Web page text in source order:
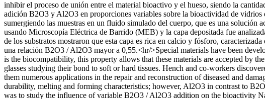
inhibir el proceso de unión entre el material bioactivo y el hueso, siendo la
adición B2O3 y Al2O3 en proporciones variables sobre la bioactividad de
sumergiendo las muestras en un fluido simulado del cuerpo, que es una solución
usando Microscopía Eléctrica de Barrido (MEB) y la capa depositada fue
de los substratos mostraron que esta capa es rica en calcio y fósforo,
una relación B2O3 / Al2O3 mayor a 0,55.<hr/>Special materials have been
is the biocompatibility, this property allows that these materials are accepted by
glasses studying their bond to soft or hard tissues. Hench and co-workers
them numerous applications in the repair and reconstruction of diseased and
durability, melting and forming characteristics; however, Al2O3 in contrast to
was to study the influence of variable B2O3 / Al2O3 addition on the bioactivity